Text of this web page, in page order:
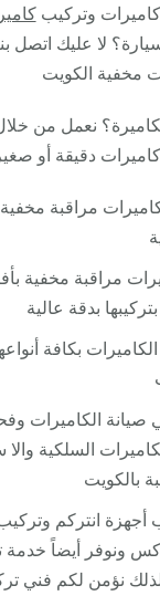
وتركيب
لا عليك اتصل
مخفية الكويت
نعمل من
دقيقة أو
مراقبة
مراقبة مخفية
بدقة عالية
بكافة
صيانة الكاميرات
السلكية
بالكويت
انتركم وتركيب
ونوفر أيضاً
لذلك نؤمن لكم فني